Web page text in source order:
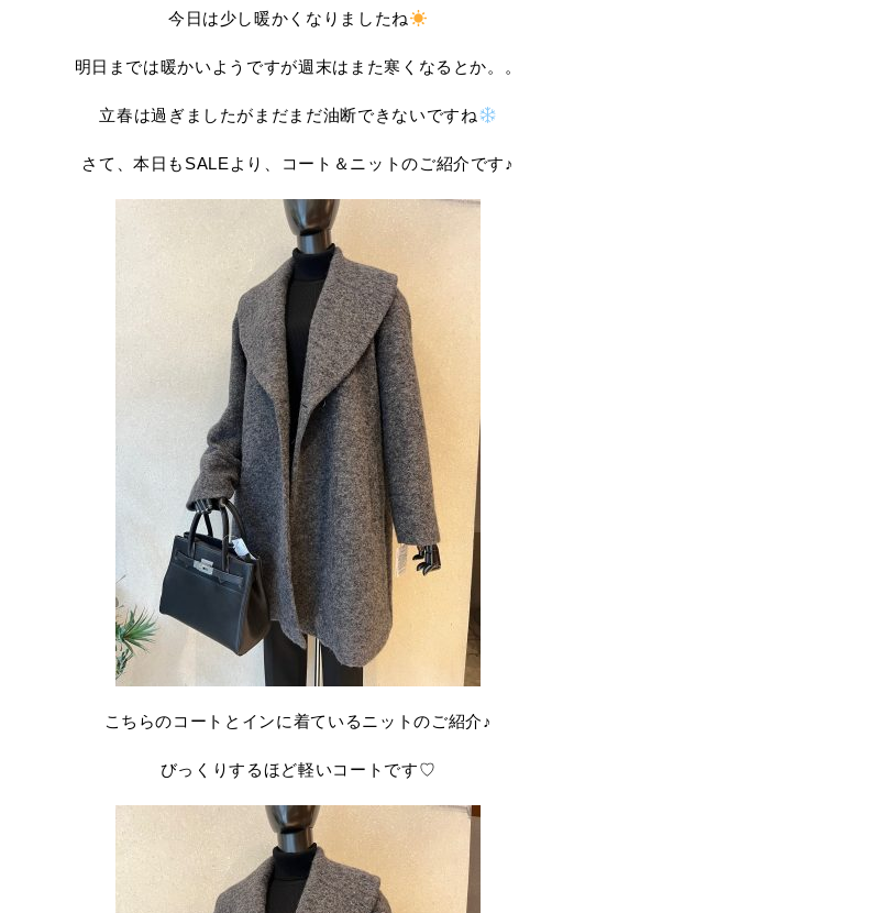
今日は少し暖かくなりましたね
明日までは暖かいようですが週末はまた寒くなるとか。。
立春は過ぎましたがまだまだ油断できないですね
さて、本日もSALEより、コート＆ニットのご紹介です♪
こちらのコートとインに着ているニットのご紹介♪
びっくりするほど軽いコートです♡